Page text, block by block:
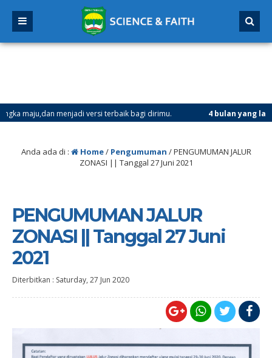
menjadi versi terbaik bagi dirimu. 4 bulan yang lalu/
Anda ada di : Home/ Pengumuman /PENGUMUMAN JALUR
ZONASI || Tanggal 27 Juni 2021
PENGUMUMAN JALUR
ZONASI || Tanggal 27 Juni
2021
Diterbitkan : Saturday, 27 Jun 2020